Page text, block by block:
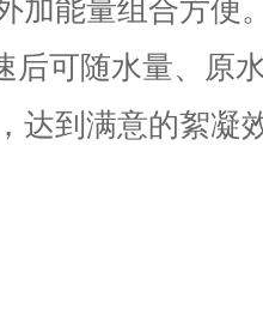
加能量组合方便
后可随水量、原
达到满意的絮凝